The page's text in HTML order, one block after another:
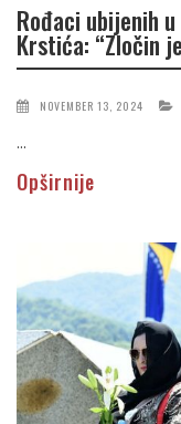
Rođaci ubijenih
Krstića: “Zločin
NOVEMBER 13, 2024
...
Opširnije